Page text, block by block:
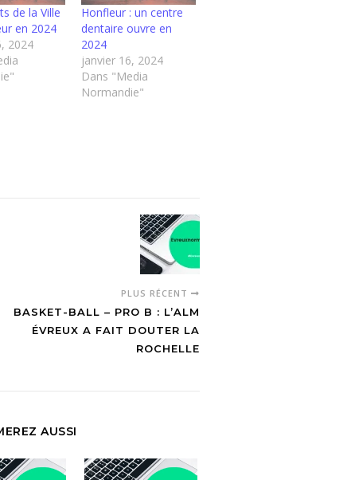
de la Ville
en 2024
2024
Honfleur : un centre
dentaire ouvre en
2024
janvier 16, 2024
Dans "Media
Normandie"
PLUS RÉCENT
BASKET-BALL – PRO B : L’ALM
ÉVREUX A FAIT DOUTER LA
ROCHELLE
AUSSI